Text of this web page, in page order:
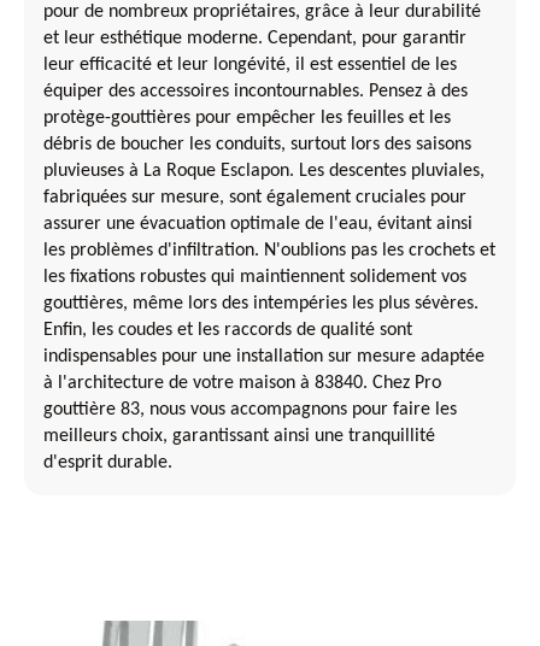
pour de nombreux propriétaires, grâce à leur durabilité
et leur esthétique moderne. Cependant, pour garantir
leur efficacité et leur longévité, il est essentiel de les
équiper des accessoires incontournables. Pensez à des
protège-gouttières pour empêcher les feuilles et les
débris de boucher les conduits, surtout lors des saisons
pluvieuses à La Roque Esclapon. Les descentes pluviales,
fabriquées sur mesure, sont également cruciales pour
assurer une évacuation optimale de l'eau, évitant ainsi
les problèmes d'infiltration. N'oublions pas les crochets et
les fixations robustes qui maintiennent solidement vos
gouttières, même lors des intempéries les plus sévères.
Enfin, les coudes et les raccords de qualité sont
indispensables pour une installation sur mesure adaptée
à l'architecture de votre maison à 83840. Chez Pro
gouttière 83, nous vous accompagnons pour faire les
meilleurs choix, garantissant ainsi une tranquillité
d'esprit durable.